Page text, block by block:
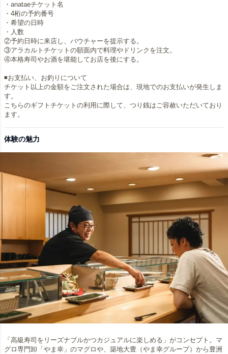
・anataeチケット名
・4桁の予約番号
・希望の日時
・人数
②予約日時に来店し、バウチャーを提示する。
③アラカルトチケットの額面内で料理やドリンクを注文。
④本格寿司やお酒を堪能してお店を後にする。
◾️お支払い、お釣りについて
チケット以上の金額をご注文された場合は、現地でのお支払いが発生しま
す。
こちらのギフトチケットの利用に際して、つり銭はご容赦いただいており
体験の魅力
「高級寿司をリーズナブルかつカジュアルに楽しめる」がコンセプト。マ
グロ専門卸「やま幸」のマグロや、築地大豊（やま幸グループ）から豊洲